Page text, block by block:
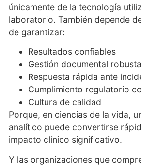
únicamente de la tecnología
laboratorio. También depende
de garantizar:
Resultados confiables
Gestión documental robusta
Respuesta rápida ante
Cumplimiento regulatorio
Cultura de calidad
Porque, en ciencias de la vida,
analítico puede convertirse
impacto clínico significativo.
Y las organizaciones que